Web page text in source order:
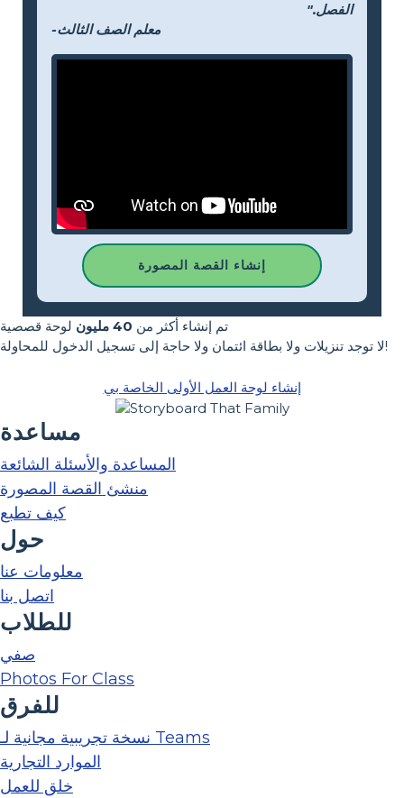
الفصل."
-معلم الصف الثالث
إنشاء القصة المصورة
تم إنشاء أكثر من 40 مليون
لوحة قصصية
لا توجد تنزيلات ولا بطاقة ائتمان ولا حاجة إلى تسجيل الدخول للمحاولة!
إنشاء لوحة العمل الأولى الخاصة بي
مساعدة
المساعدة والأسئلة الشائعة
منشئ القصة المصورة
كيف تطبع
حول
معلومات عنا
اتصل بنا
للطلاب
صفي
Photos For Class
للفرق
نسخة تجريبية مجانية لـ Teams
الموارد التجارية
خلق للعمل